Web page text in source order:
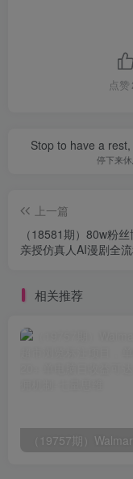
点赞
Stop to have a
停下来
上一篇
（18581期）80w粉
亲授仿真人AI漫剧全
相关推荐